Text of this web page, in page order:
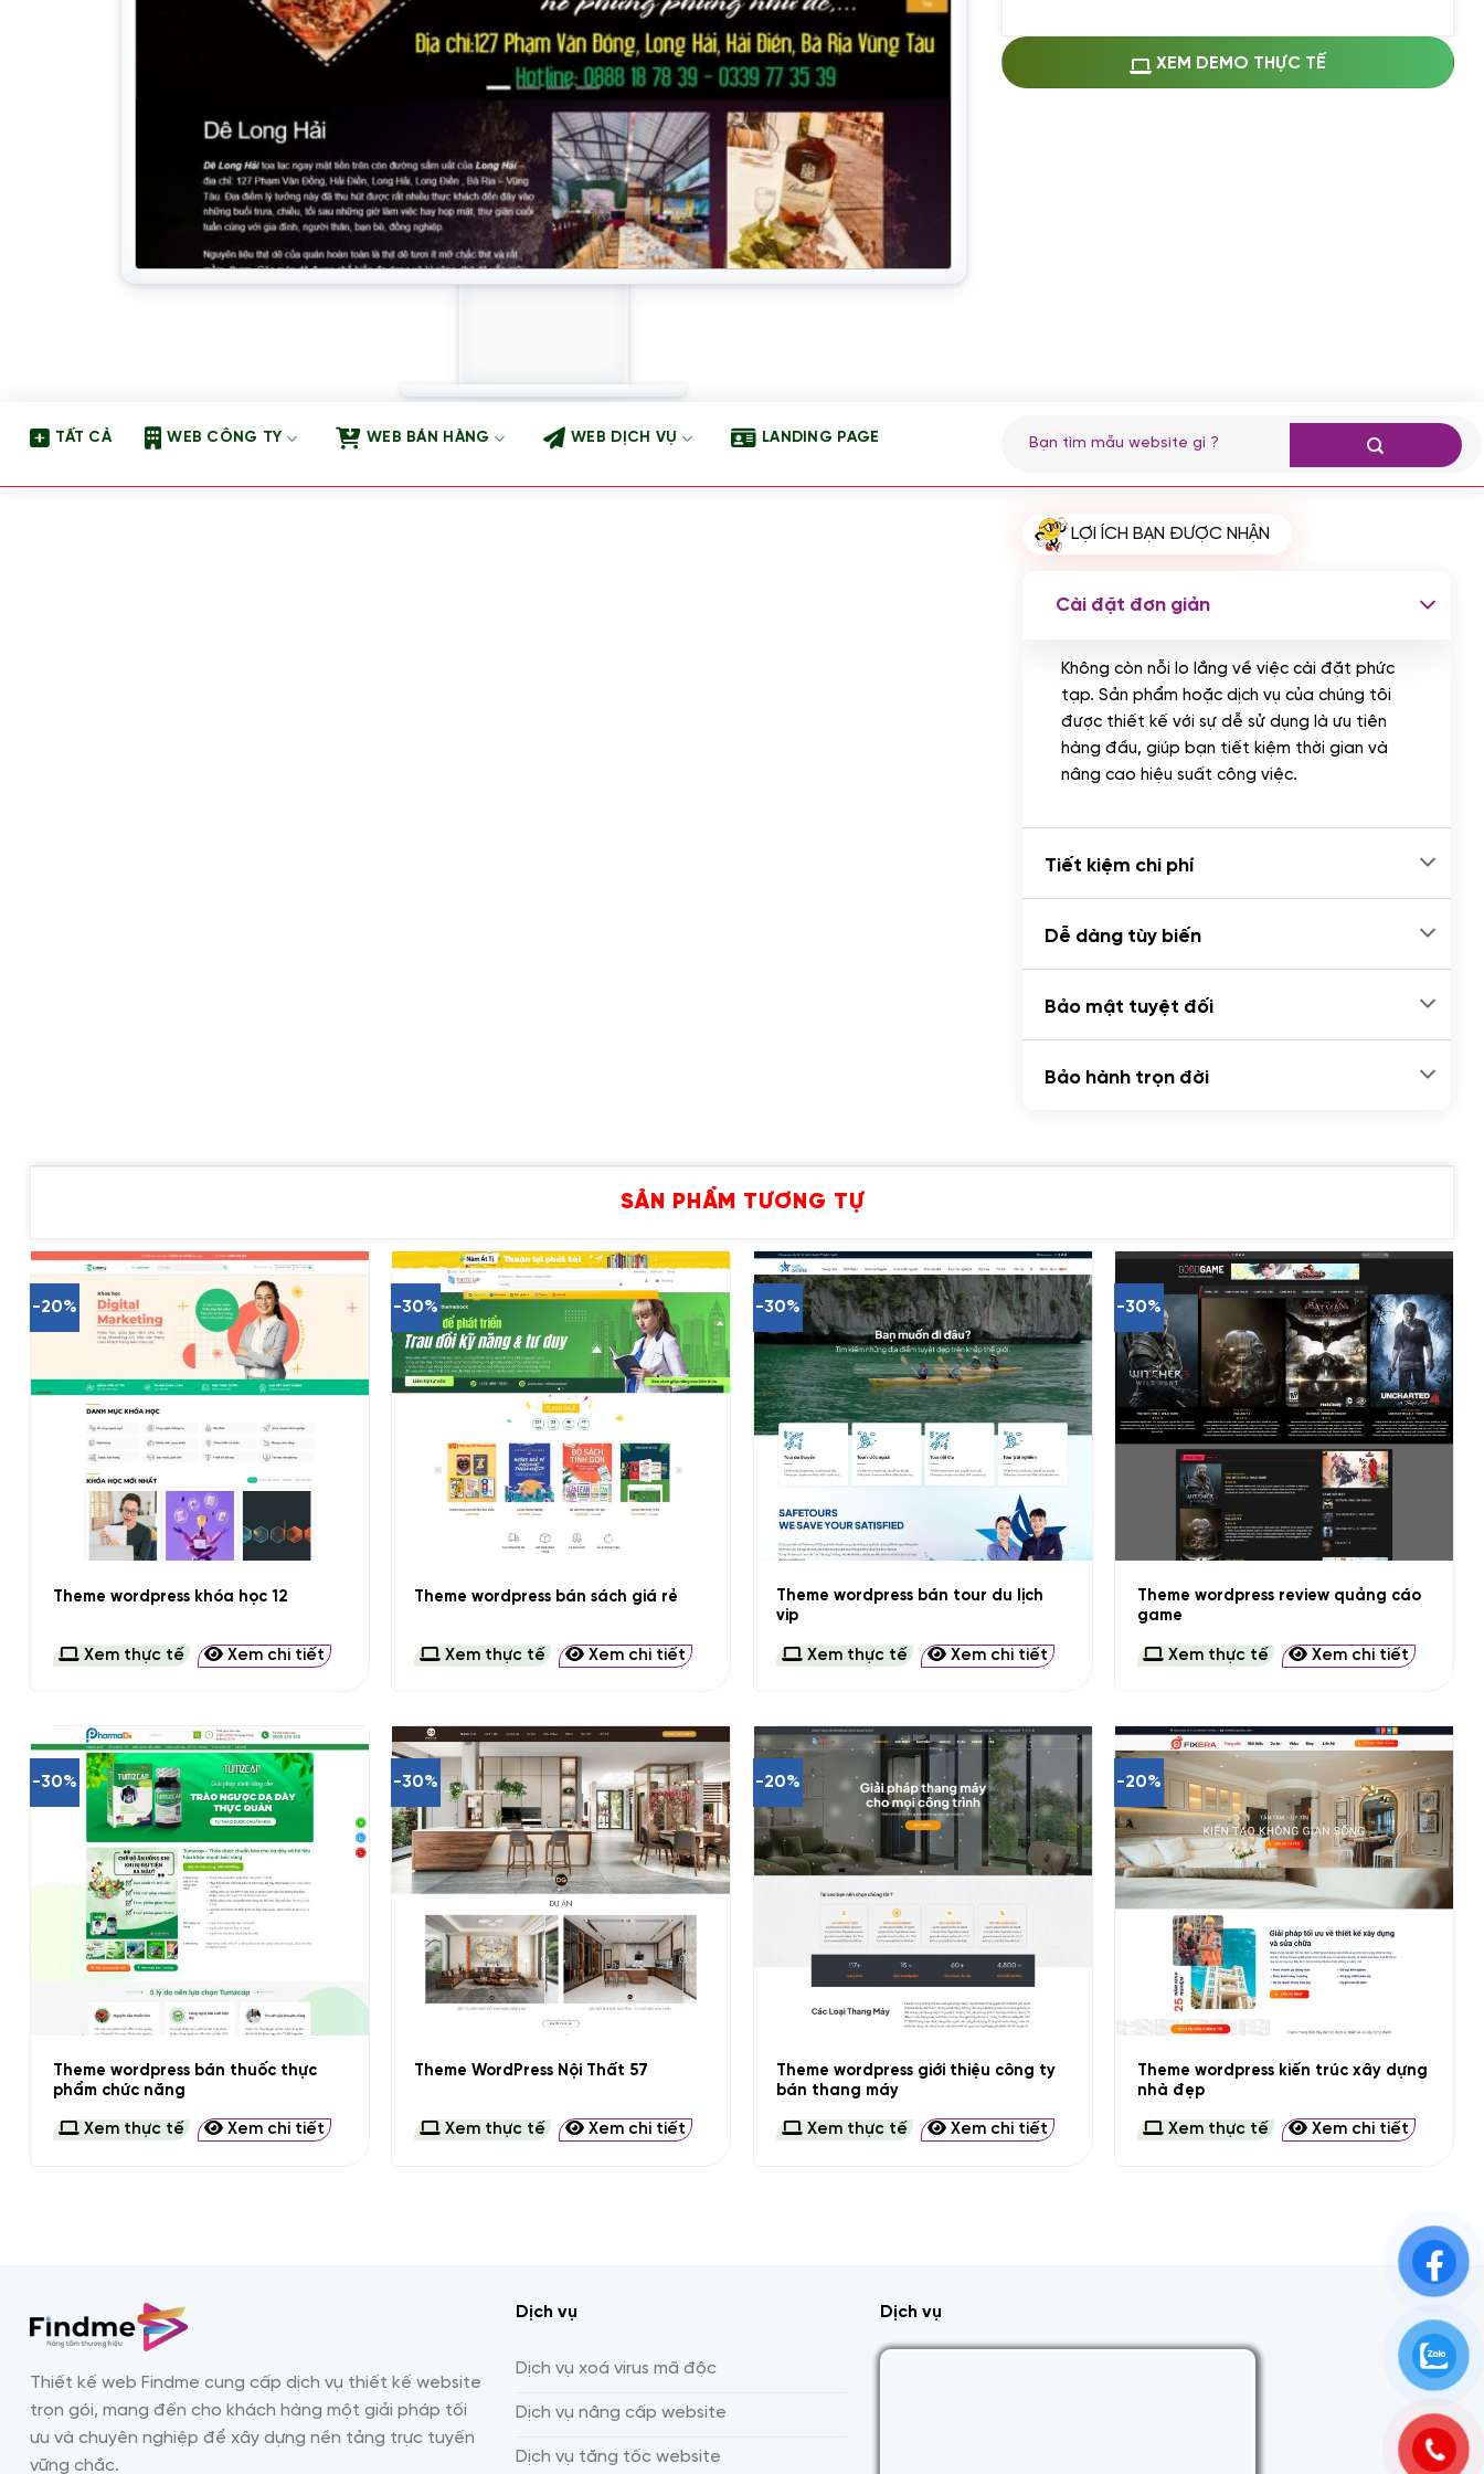
Thay logo + thông tin doanh nghiệp
(+100.000 VND)
Cài đặt plugin theo yêu cầu
(+100.000 VND)
qua ngân hàng vietcombank,
XEM DEMO THỰC TẾ
TẤT CẢ WEB CÔNG TY WEB BÁN HÀNG WEB DỊCH VỤ LANDING PAGE
kiếm:
LỢI ÍCH BẠN ĐƯỢC NHẬN
Cài đặt đơn giản
Không còn nỗi lo lắng về việc cài đặt phức
tạp. Sản phẩm hoặc dịch vụ của chúng tôi
được thiết kế với sự dễ sử dụng là ưu tiên
hàng đầu, giúp bạn tiết kiệm thời gian và
nâng cao hiệu suất công việc.
Tiết kiệm chi phí
Dễ dàng tùy biến
Bảo mật tuyệt đối
Bảo hành trọn đời
SẢN PHẨM TƯƠNG TỰ
-20%
Theme wordpress khóa học 12
Xem thực tế Xem chi tiết
-30%
Theme wordpress bán sách giá rẻ
Xem thực tế Xem chi tiết
-30%
Theme wordpress bán tour du lịch
vip
Xem thực tế Xem chi tiết
-30%
Theme wordpress review quảng cáo
game
Xem thực tế Xem chi tiết
-30%
Theme wordpress bán thuốc thực
phẩm chức năng
Xem thực tế Xem chi tiết
-30%
Theme WordPress Nội Thất 57
Xem thực tế Xem chi tiết
-20%
Theme wordpress giới thiệu công ty
bán thang máy
Xem thực tế Xem chi tiết
-20%
Theme wordpress kiến trúc xây dựng
nhà đẹp
Xem thực tế Xem chi tiết
Thiết kế web Findme cung cấp dịch vụ thiết kế website
trọn gói, mang đến cho khách hàng một giải pháp tối
ưu và chuyên nghiệp để xây dựng nền tảng trực tuyến
vững chắc.
Dịch vụ
Dịch vụ xoá virus mã độc
Dịch vụ nâng cấp website
Dịch vụ tăng tốc website
Dịch vụ